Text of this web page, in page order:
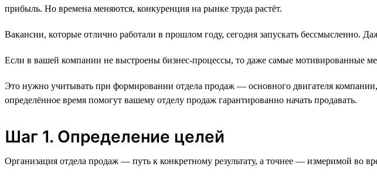
прибыль. Но времена меняются, конкуренция на рынке труда растёт.
Вакансии, которые отлично работали в прошлом году, сегодня запускать бессмысленно.
Если в вашей компании не выстроены бизнес-процессы, то даже самые мотивированные
Это нужно учитывать при формировании отдела продаж — основного двигателя
определённое время помогут вашему отделу продаж гарантированно начать продавать.
Шаг 1. Определение целей
Организация отдела продаж — путь к конкретному результату, а точнее — измеримой во